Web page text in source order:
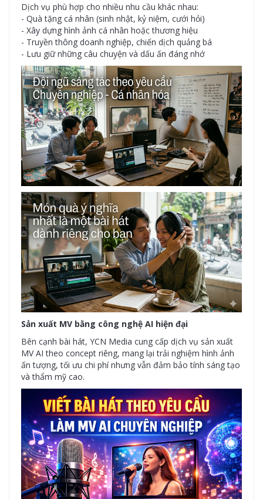
Dịch vụ phù hợp cho nhiều nhu cầu khác nhau:
- Quà tặng cá nhân (sinh nhật, kỷ niệm, cưới hỏi)
- Xây dựng hình ảnh cá nhân hoặc thương hiệu
- Truyền thông doanh nghiệp, chiến dịch quảng bá
- Lưu giữ những câu chuyện và dấu ấn đáng nhớ
Sản xuất MV bằng công nghệ AI hiện đại
Bên cạnh bài hát, YCN Media cung cấp dịch vụ sản xuất
MV AI theo concept riêng, mang lại trải nghiệm hình ảnh
ấn tượng, tối ưu chi phí nhưng vẫn đảm bảo tính sáng tạo
và thẩm mỹ cao.